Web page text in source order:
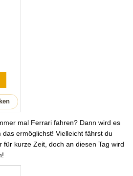
mal Ferrari fahren? Dann wird es
ermöglichst! Vielleicht fährst du
für kurze Zeit, doch an diesen Tag wird